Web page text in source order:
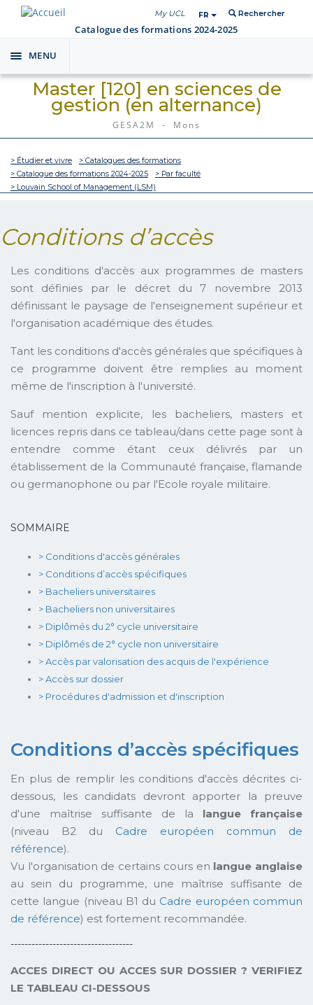
My UCL FR Rechercher
Catalogue des formations 2024-2025
Toggle
navigation
MENU
Master [120] en sciences de
gestion (en alternance)
GESA2M - Mons
> Étudier et vivre
> Catalogues des formations
> Catalogue des formations 2024-2025
> Par faculté
> Louvain School of Management (LSM)
Conditions d’accès
Les conditions d'accès aux programmes de masters
sont définies par le décret du 7 novembre 2013
définissant le paysage de l'enseignement supérieur et
l'organisation académique des études.
Tant les conditions d'accès générales que spécifiques à
ce programme doivent être remplies au moment
même de l'inscription à l'université.
Sauf mention explicite, les bacheliers, masters et
licences repris dans ce tableau/dans cette page sont à
entendre comme étant ceux délivrés par un
établissement de la Communauté française, flamande
ou germanophone ou par l'Ecole royale militaire.
SOMMAIRE
> Conditions d'accès générales
> Conditions d’accès spécifiques
> Bacheliers universitaires
> Bacheliers non universitaires
> Diplômés du 2° cycle universitaire
> Diplômés de 2° cycle non universitaire
> Accès par valorisation des acquis de l'expérience
> Accès sur dossier
> Procédures d'admission et d'inscription
Conditions d’accès spécifiques
En plus de remplir les conditions d'accès décrites ci-
dessous, les candidats devront apporter la preuve
d'une maîtrise suffisante de la langue française
(niveau B2 du Cadre européen commun de
référence).
Vu l'organisation de certains cours en langue anglaise
au sein du programme, une maîtrise suffisante de
cette langue (niveau B1 du Cadre européen commun
de référence) est fortement recommandée.
-----------------------------------
ACCES DIRECT OU ACCES SUR DOSSIER ? VERIFIEZ
LE TABLEAU CI-DESSOUS